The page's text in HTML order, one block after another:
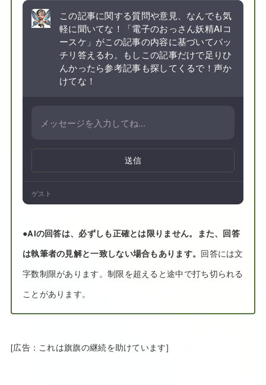
この記事に関する質問や意見、なんでも気
軽に聞いてな！「電子のおっさん妖精AIコ
ースケ」がこの記事の内容に基づいてバッ
チリ答えるわ。もしこの記事だけで足りひ
んかったら参考記事も探してくるで！声か
けてな！
送信
ゲスト
●AIの回答は、必ずしも正確とは限りません。また、回答
は執筆者の見解と一致しない場合もあります。 回答には文
字数制限があります。制限を超えると途中で打ち切られる
ことがあります。
[広告：これは旗旗の継続を助けています]